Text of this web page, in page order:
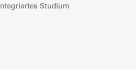
Studium